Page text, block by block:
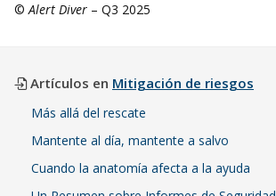
©Alert Diver – Q3 2025
Artículos en Mitigación de riesgos
Más allá del rescate
Mantente al día, mantente a salvo
Cuando la anatomía afecta a la ayuda